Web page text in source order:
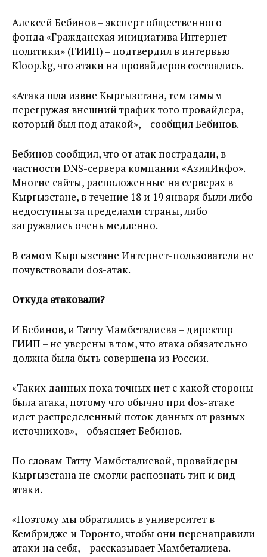
Алексей Бебинов – эксперт общественного
фонда «Гражданская инициатива Интернет-
политики» (ГИИП) – подтвердил в интервью
Kloop.kg, что атаки на провайдеров состоялись.
«Атака шла извне Кыргызстана, тем самым
перегружая внешний трафик того провайдера,
который был под атакой», – сообщил Бебинов.
Бебинов сообщил, что от атак пострадали, в
частности DNS-сервера компании «АзияИнфо».
Многие сайты, расположенные на серверах в
Кыргызстане, в течение 18 и 19 января были либо
недоступны за пределами страны, либо
загружались очень медленно.
В самом Кыргызстане Интернет-пользователи не
почувствовали dos-атак.
Откуда атаковали?
И Бебинов, и Татту Мамбеталиева – директор
ГИИП – не уверены в том, что атака обязательно
должна была быть совершена из России.
«Таких данных пока точных нет с какой стороны
была атака, потому что обычно при dos-атаке
идет распределенный поток данных от разных
источников», – объясняет Бебинов.
По словам Татту Мамбеталиевой, провайдеры
Кыргызстана не смогли распознать тип и вид
атаки.
«Поэтому мы обратились в университет в
Кембридже и Торонто, чтобы они перенаправили
атаки на себя, – рассказывает Мамбеталиева. –